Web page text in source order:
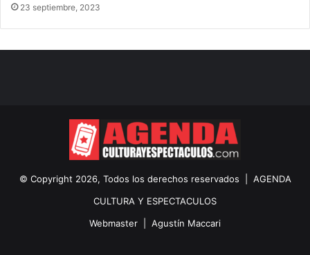
23 septiembre, 2023
© Copyright 2026, Todos los derechos reservados | AGENDA
CULTURA Y ESPECTACULOS
Webmaster | Agustín Maccari